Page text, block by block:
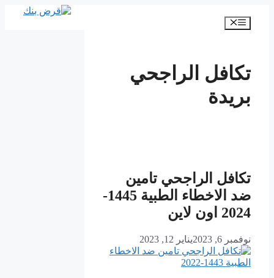
المحتوى
القائمة
تكافل الراجحي
بريدة
تكافل الراجحي تامين
ضد الاخطاء الطبية 1445-
2024 اون لاين
نوفمبر 6, 2023 يناير 12, 2023